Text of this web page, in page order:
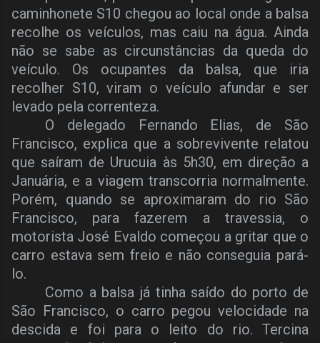
caminhonete S10 chegou ao local onde a balsa
recolhe os veículos, mas caiu na água. Ainda
não se sabe as circunstâncias da queda do
veículo. Os ocupantes da balsa, que iria
recolher S10, viram o veículo afundar e ser
levado pela correnteza.
O delegado Fernando Elias, de São
Francisco, explica que a sobrevivente relatou
que saíram de Urucuia às 5h30, em direção a
Januária, e a viagem transcorria normalmente.
Porém, quando se aproximaram do rio São
Francisco, para fazerem a travessia, o
motorista José Evaldo começou a gritar que o
carro estava sem freio e não conseguia pará-
lo.
Como a balsa já tinha saído do porto de
São Francisco, o carro pegou velocidade na
descida e foi para o leito do rio. Tercina